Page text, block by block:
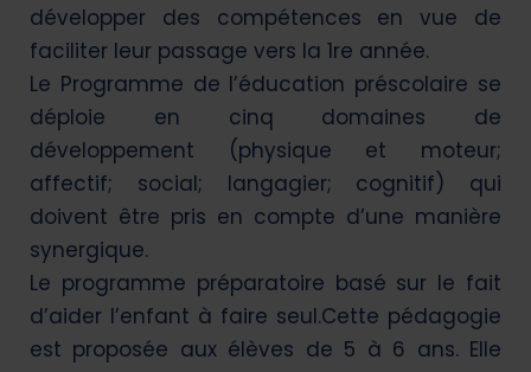
développer des compétences en vue de
faciliter leur passage vers la 1re année.
Le Programme de l’éducation préscolaire se
déploie en cinq domaines de
développement (physique et moteur;
affectif; social; langagier; cognitif) qui
doivent être pris en compte d’une manière
synergique.
Le programme préparatoire basé sur le fait
d’aider l’enfant à faire seul.Cette pédagogie
est proposée aux élèves de 5 à 6 ans. Elle